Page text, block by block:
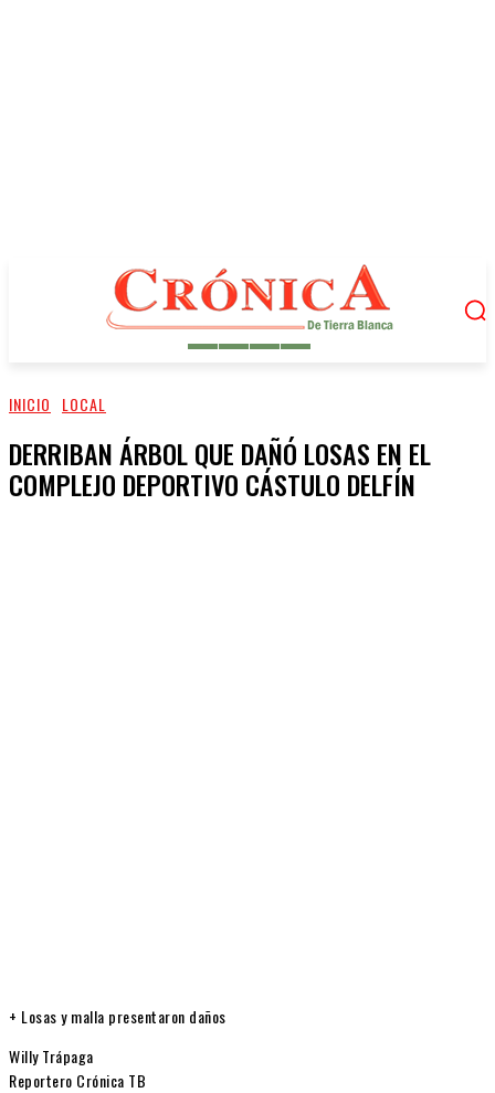
INICIO LOCAL
DERRIBAN ÁRBOL QUE DAÑÓ LOSAS EN EL
COMPLEJO DEPORTIVO CÁSTULO DELFÍN
+ Losas y malla presentaron daños
Willy Trápaga
Reportero Crónica TB